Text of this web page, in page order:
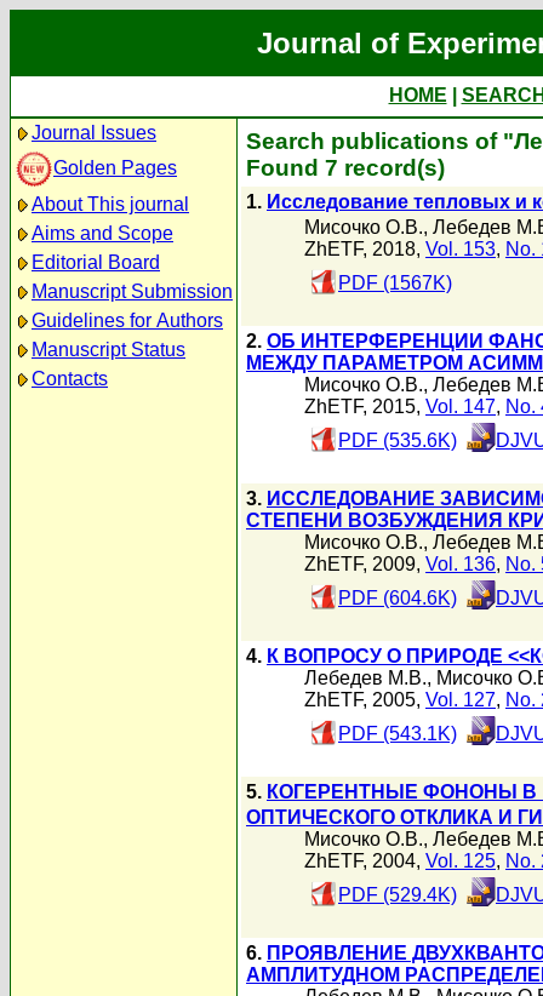
Journal of
HOME
Journal Issues
Golden Pages
About This journal
Aims and Scope
Editorial Board
Manuscript Submission
Guidelines for Authors
Manuscript Status
Contacts
Search publications of
Found 7 record(s)
1. Исследование тепловых и
Мисочко О.В., Лебедев
ZhETF, 2018, Vol. 153, No.
PDF (1567K)
2. ОБ ИНТЕРФЕРЕНЦИИ
МЕЖДУ ПАРАМЕТРОМ
Мисочко О.В., Лебедев
ZhETF, 2015, Vol. 147, No.
PDF (535.6K)
3. ИССЛЕДОВАНИЕ
СТЕПЕНИ ВОЗБУЖДЕНИЯ
Мисочко О.В., Лебедев
ZhETF, 2009, Vol. 136, No.
PDF (604.6K)
4. К ВОПРОСУ О ПРИРОДЕ
Лебедев М.В., Мисочко
ZhETF, 2005, Vol. 127, No.
PDF (543.1K)
5. КОГЕРЕНТНЫЕ ФОНОНЫ В
ОПТИЧЕСКОГО ОТКЛИКА И
Мисочко О.В., Лебедев
ZhETF, 2004, Vol. 125, No.
PDF (529.4K)
6. ПРОЯВЛЕНИЕ
АМПЛИТУДНОМ